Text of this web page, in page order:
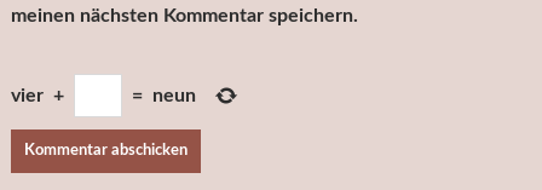
meinen nächsten Kommentar speichern.
vier + = neun